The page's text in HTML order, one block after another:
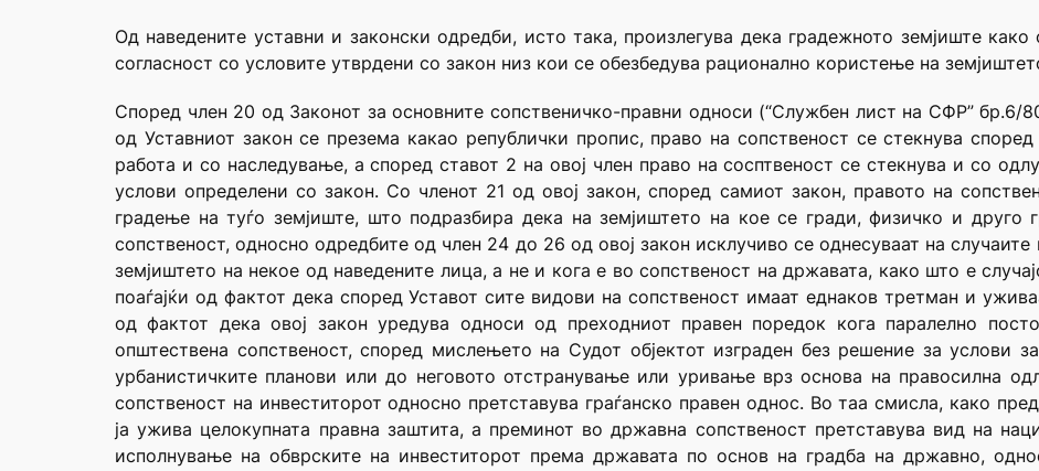
Од наведените уставни и законски одредби, исто така, произлегува дека градежното земјиште
согласност со условите утврдени со закон низ кои се обезбедува рационално користење на
Според член 20 од Законот за основните сопственичко-правни односи (“Службен лист на СФР” бр.6/
од Уставниот закон се презема какао републички пропис, право на сопственост се стекнува
работа и со наследување, а според ставот 2 на овој член право на сосптвеност се стекнува и со
услови определени со закон. Со членот 21 од овој закон, според самиот закон, правото на
градење на туѓо земјиште, што подразбира дека на земјиштето на кое се гради, физичко и друго
сопственост, односно одредбите од член 24 до 26 од овој закон исклучиво се однесуваат на
земјиштето на некое од наведените лица, а не и кога е во сопственост на државата, како што е
поаѓајќи од фактот дека според Уставот сите видови на сопственост имаат еднаков третман и
од фактот дека овој закон уредува односи од преходниот правен поредок кога паралелно
општествена сопственост, според мислењето на Судот објектот изграден без решение за услови
урбанистичките планови или до неговото отстранување или уривање врз основа на правосилна
сопственост на инвеститорот односно претставува граѓанско правен однос. Во таа смисла, како
ја ужива целокупната правна заштита, а преминот во државна сопственост претставува вид на
исполнување на обврските на инвеститорот према државата по основ на градба на државно,